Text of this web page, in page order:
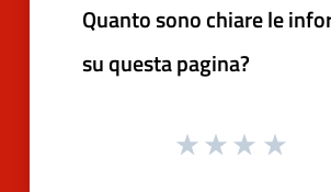
Quanto sono chiare le
su questa pagina?